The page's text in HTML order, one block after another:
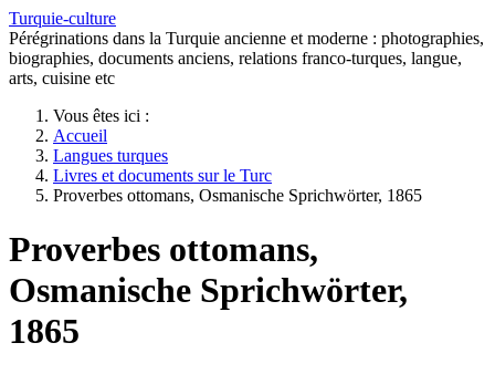
Turquie-culture
Pérégrinations dans la Turquie ancienne et moderne : photographies,
biographies, documents anciens, relations franco-turques, langue,
arts, cuisine etc
Vous êtes ici :
Accueil
Langues turques
Livres et documents sur le Turc
Proverbes ottomans, Osmanische Sprichwörter, 1865
Proverbes ottomans,
Osmanische Sprichwörter,
1865